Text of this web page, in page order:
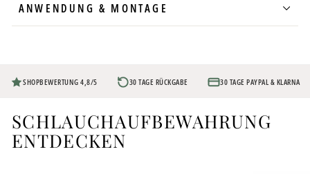
ANWENDUNG & MONTAGE
SHOPBEWERTUNG 4,8/5 30 TAGE RÜCKGABE 30 TAGE PAYPAL & KLARNA
SCHLAUCHAUFBEWAHRUNG
ENTDECKEN